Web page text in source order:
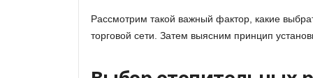
Рассмотрим такой важный фактор, какие
торговой сети. Затем выясним принцип